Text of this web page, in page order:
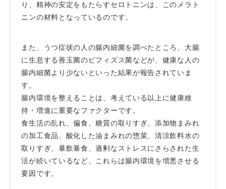
り、精神の安定をもたらすセロトニンは、このメラト
ニンの材料となっているのです。
また、うつ症状の人の腸内細菌を調べたところ、大腸
に生息する善玉菌のビフィズス菌などが、健康な人の
腸内細菌より少ないといった結果が報告されていま
す。
腸内環境を整えることは、考えている以上に健康維
持・増進に重要なファクターです。
食生活の乱れ、偏食、糖質の取りすぎ、添加物まみれ
の加工食品、酸化した油まみれの惣菜、清涼飲料水の
取りすぎ、暴飲暴食、過剰なストレスにさらされた生
活が続いているなど、これらは腸内環境を増悪させる
要因です。